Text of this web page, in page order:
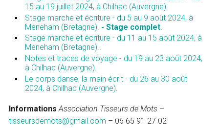
15 au 19 juillet 2024, à Chilhac (Auvergne).
Stage marche et écriture - du 5 au 9 août 2024, à
Meneham (Bretagne). - Stage complet.
Stage marche et écriture - du 11 au 15 août 2024, à
Meneham (Bretagne)..
Notes et traces de voyage - du 19 au 23 août 2024,
à Chilhac (Auvergne).
Le corps danse, la main écrit - du 26 au 30 août
2024, à Chilhac (Auvergne).
InformationsAssociation Tisseurs de Mots –
tisseursdemots@gmail.com – 06 65 91 27 02